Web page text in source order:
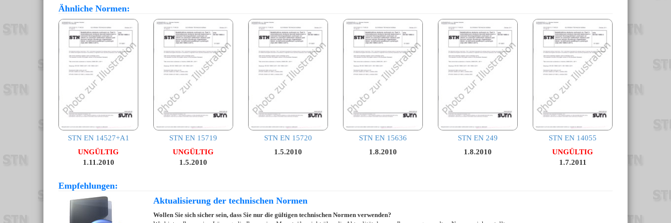
Ähnliche Normen:
STN EN 14527+A1
UNGÜLTIG
1.11.2010
STN EN 15719
UNGÜLTIG
1.5.2010
STN EN 15720
1.5.2010
STN EN 15636
1.8.2010
STN EN 249
1.8.2010
STN EN 14055
UNGÜLTIG
1.7.2011
Empfehlungen:
Aktualisierung der technischen Normen
Wollen Sie sich sicher sein, dass Sie nur die gültigen technischen Normen verwenden?